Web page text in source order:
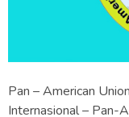
Pan – American
Internasional – Pan-